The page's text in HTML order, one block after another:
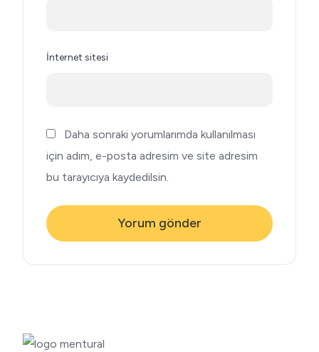
İnternet sitesi
Daha sonraki yorumlarımda kullanılması
için adım, e-posta adresim ve site adresim
bu tarayıcıya kaydedilsin.